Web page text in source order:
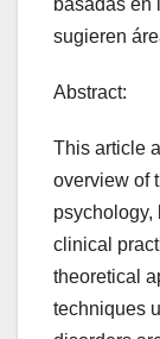
sugieren
Abstract:
This article
overview of
psychology,
clinical
theoretical
techniques